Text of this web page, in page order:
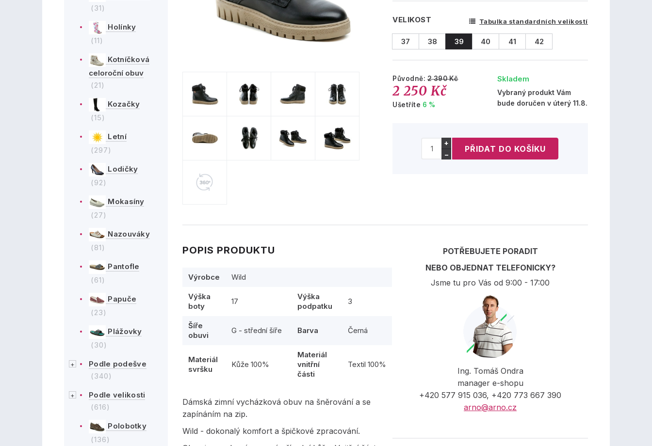
(31)
Holínky
(11)
Kotníčková
celoroční obuv
(21)
Kozačky
(15)
Letní
(297)
Lodičky
(92)
Mokasíny
(27)
Nazouváky
(81)
Pantofle
(61)
Papuče
(23)
Plážovky
(30)
Podle podešve
(340)
Podle velikosti
(616)
Polobotky
(136)
VELIKOST Tabulka standardních velikostí
37 38 39 40 41 42
Původně:2 390 Kč
2 250 Kč
Ušetříte 6 %
Skladem
Vybraný produkt Vám
bude doručen v úterý 11.8.
+
−
POPIS PRODUKTU
Výrobce Wild
Výška
boty
17
Výška
podpatku
3
Šíře
obuvi
G - střední šíře Barva Černá
Materiál
svršku
Kůže 100%
Materiál
vnitřní
části
Textil 100%
Dámská zimní vycházková obuv na šněrování a se
zapínáním na zip.
Wild - dokonalý komfort a špičkové zpracování.
POTŘEBUJETE PORADIT
NEBO OBJEDNAT TELEFONICKY?
Jsme tu pro Vás od 9:00 - 17:00
Ing. Tomáš Ondra
manager e-shopu
+420 577 915 036, +420 773 667 390
arno@arno.cz